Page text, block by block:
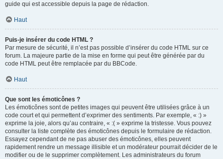
guide qui est accessible depuis la page de rédaction.
Haut
Puis-je insérer du code HTML ?
Par mesure de sécurité, il n’est pas possible d’insérer du code HTML sur ce
forum. La majeure partie de la mise en forme qui peut être générée par du
code HTML peut être remplacée par du BBCode.
Haut
Que sont les émoticônes ?
Les émoticônes sont de petites images qui peuvent être utilisées grâce à un
code court et qui permettent d’exprimer des sentiments. Par exemple, « :) »
exprime la joie, alors qu’au contraire, « :( » exprime la tristesse. Vous pouvez
consulter la liste complète des émoticônes depuis le formulaire de rédaction.
Essayez cependant de ne pas abuser des émoticônes, elles peuvent
rapidement rendre un message illisible et un modérateur pourrait décider de le
modifier ou de le supprimer complètement. Les administrateurs du forum